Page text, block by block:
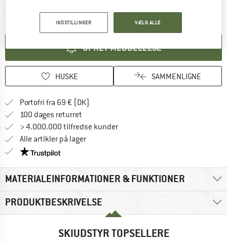
Artiklen er p.t. desværre udsolgtLinket åbnes i en infoboks og
OPRET MEDDELELSE
HUSKE SAMMENLIGNE
Portofri fra 69 € (DK)
100 dages returret
> 4.000.000 tilfredse kunder
Alle artikler på lager
Vi er Trustpilot-certificeret - oplysningerne får du
MATERIALEINFORMATIONER & FUNKTIONER
PRODUKTBESKRIVELSE
SKIUDSTYR TOPSELLERE
INDSTILLINGER VÆLG ALLE